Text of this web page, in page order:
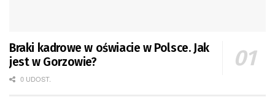
Braki kadrowe w oświacie w Polsce. Jak
jest w Gorzowie?
0 UDOST.